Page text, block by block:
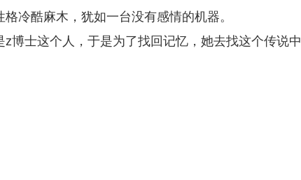
冷酷麻木，犹如一台没有感情的机器。
博士这个人，于是为了找回记忆，她去找这个传说中